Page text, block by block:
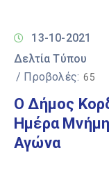
13-10-2021
Δελτία Τύπου
/ Προβολές: 65
Ο Δήμος
Ημέρα
Αγώνα